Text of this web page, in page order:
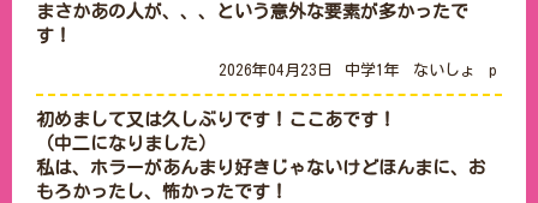
まさかあの人が、、、という意外な要素が多かったで
す！
2026年04月23日 中学1年 ないしょ p
初めまして又は久しぶりです！ここあです！
（中二になりました）
私は、ホラーがあんまり好きじゃないけどほんまに、お
もろかったし、怖かったです！